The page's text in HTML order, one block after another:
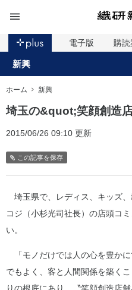
電子版 購読
新興
ホーム 新興
埼玉の&quot;笑顔創造
2015/06/26 09:10 更新
この記事を保存
埼玉県で、レディス、キッズ
コジ（小杉光司社長）の店頭コ
い。
「モノだけでは人の心を豊か
でもよく、客と人間関係を築く